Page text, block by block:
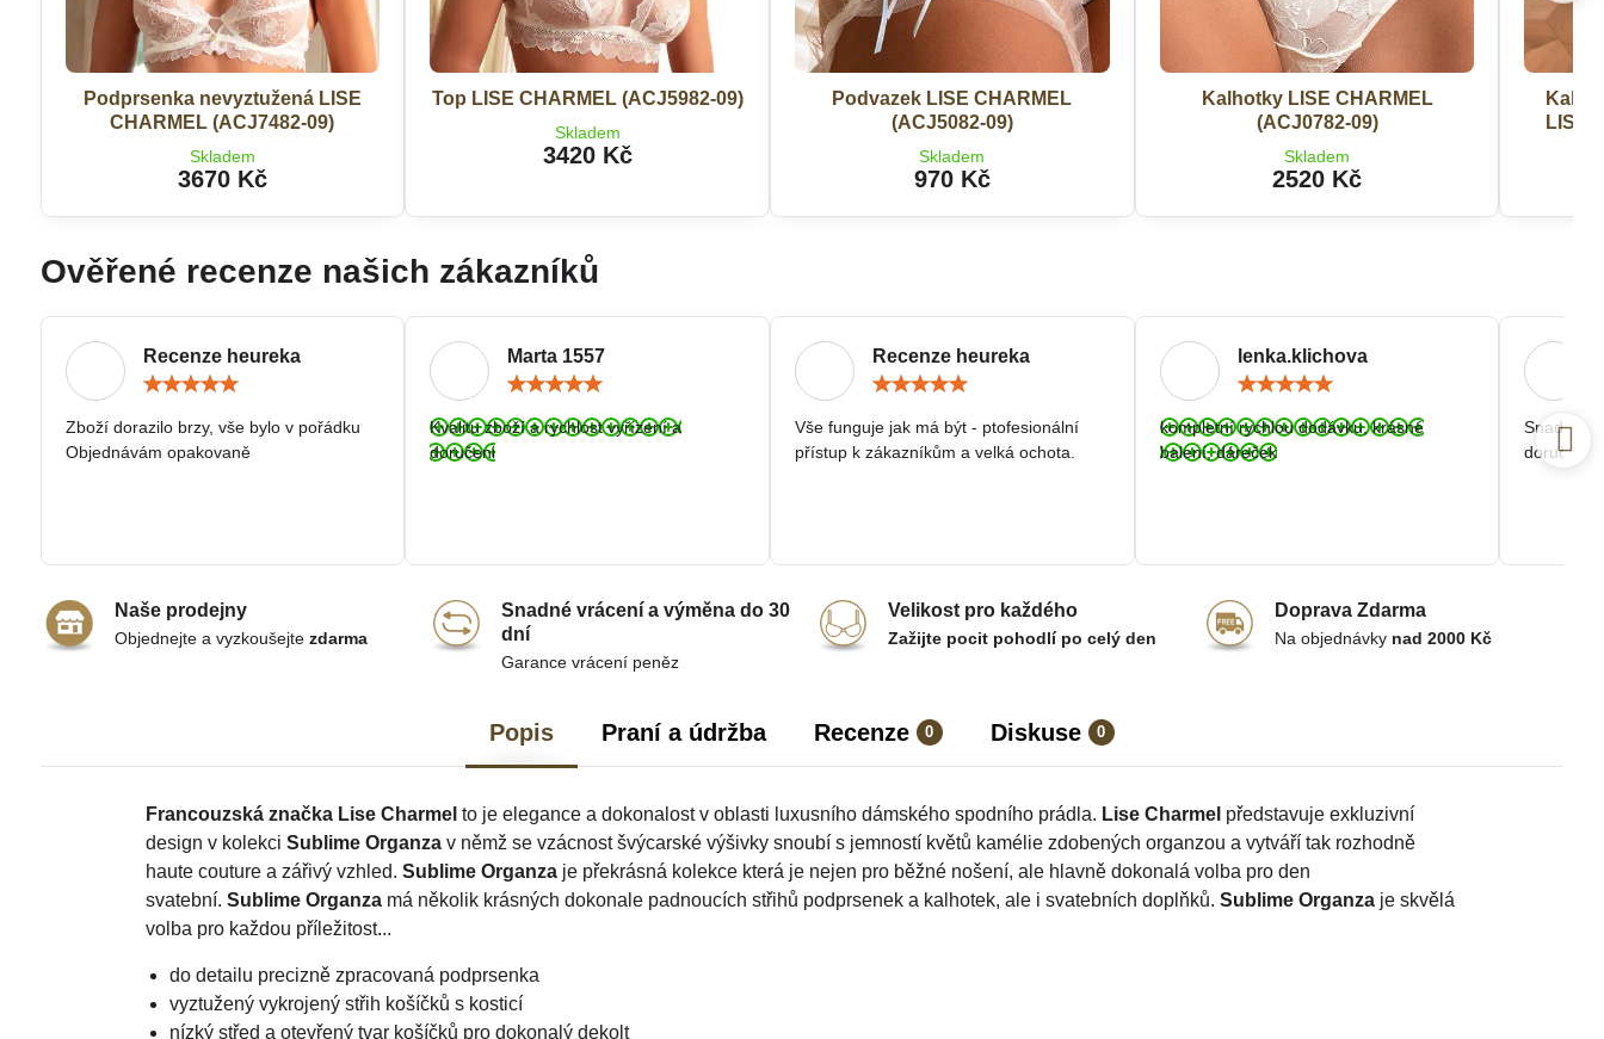
Popis Praní a údržba Recenze 0 Diskuse 0
Francouzská značka Lise Charmel to je elegance a dokonalost v oblasti luxusního dámského spodního prádla. Lise Charmel představuje exkluzivní
design v kolekci Sublime Organzav němž se vzácnost švýcarské výšivky snoubí s jemností květů kamélie zdobených organzou a vytváří tak rozhodně
haute couture a zářivý vzhled. Sublime Organzaje překrásná kolekce která je nejen pro běžné nošení, ale hlavně dokonalá volba pro den
svatební. Sublime Organzamá několik krásných dokonale padnoucích střihů podprsenek a kalhotek, ale i svatebních doplňků. Sublime Organzaje skvělá
volba pro každou příležitost...
do detailu precizně zpracovaná podprsenka
vyztužený vykrojený střih košíčků s kosticí
nízký střed a otevřený tvar košíčků pro dokonalý dekolt
Podprsenka nevyztužená LISE
CHARMEL (ACJ7482-09)
Skladem
3670 Kč
Top LISE CHARMEL (ACJ5982-09)
Skladem
3420 Kč
Podvazek LISE CHARMEL
(ACJ5082-09)
Skladem
970 Kč
Kalhotky LISE CHARMEL
(ACJ0782-09)
Skladem
2520 Kč
LISE
Ověřené recenze našich zákazníků
Recenze heureka
/
5
Zboží dorazilo brzy, vše bylo v pořádku
Objednávám opakovaně
Marta 1557
/
5
Kvalitu zboží a rychlost vyřízení a
doručeni
Recenze heureka
/
5
Vše funguje jak má být - ptofesionální
přístup k zákazníkům a velká ochota.
lenka.klichova
/
5
kompletní rychlou dodávku, krásné
balení, dáreček
Snadná a
doručení.
Naše prodejny
Objednejte a vyzkoušejte zdarma
Snadné vrácení a výměna do 30
dní
Garance vrácení peněz
Velikost pro každého
Zažijte pocit pohodlí po celý den
Doprava Zdarma
Na objednávky nad 2000 Kč